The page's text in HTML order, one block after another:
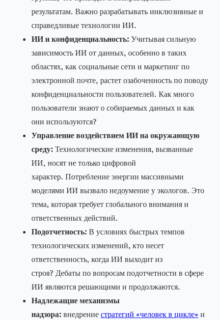
результатам. Важно разрабатывать инклюзивные и
справедливые технологии ИИ.
ИИ и конфиденциальность: Учитывая сильную
зависимость ИИ от данных, особенно в таких
областях, как социальные сети и маркетинг по
электронной почте, растет озабоченность по поводу
конфиденциальности пользователей. Как много
пользователи знают о собираемых данных и как
они используются?
Управление воздействием ИИ на окружающую
среду: Технологические изменения, вызванные
ИИ, носят не только цифровой
характер. Потребление энергии массивными
моделями ИИ вызвало недоумение у экологов. Это
тема, которая требует глобального внимания и
ответственных действий.
Подотчетность: В условиях быстрых темпов
технологических изменений, кто несет
ответственность, когда ИИ выходит из
строя? Дебаты по вопросам подотчетности в сфере
ИИ являются решающими и продолжаются.
Надлежащие механизмы
надзора: внедрение стратегий «человек в цикле» и